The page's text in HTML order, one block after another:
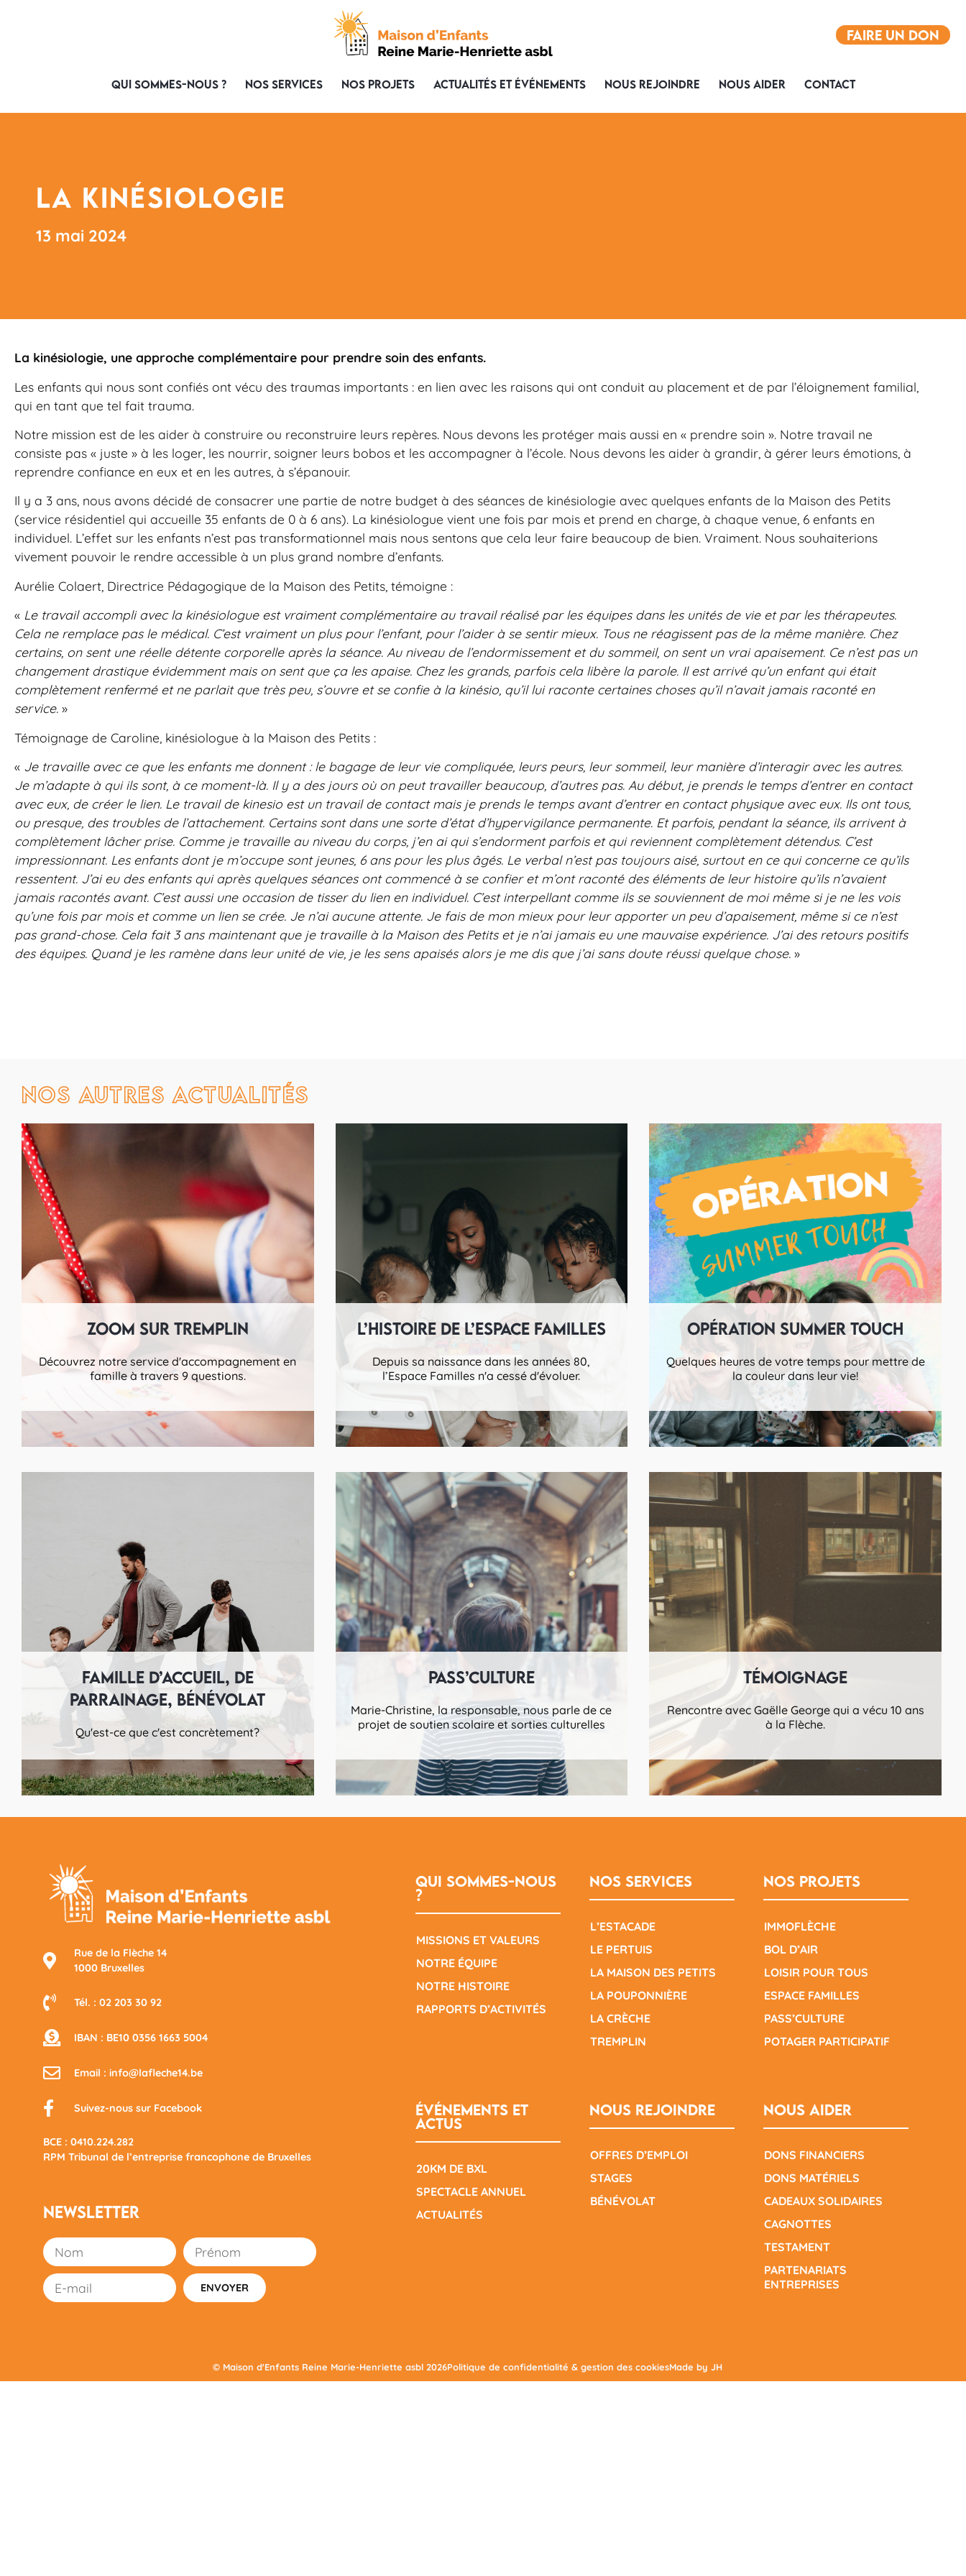
FAIRE UN DON
QUI SOMMES-NOUS ? NOS SERVICES NOS PROJETS ACTUALITÉS ET ÉVÉNEMENTS NOUS REJOINDRE NOUS AIDER CONTACT
La kinésiologie
13 mai 2024
La kinésiologie, une approche complémentaire pour prendre soin des enfants.
Les enfants qui nous sont confiés ont vécu des traumas importants : en lien avec les raisons qui ont conduit au placement et de par l’éloignement familial,
qui en tant que tel fait trauma.
Notre mission est de les aider à construire ou reconstruire leurs repères. Nous devons les protéger mais aussi en « prendre soin ». Notre travail ne
consiste pas « juste » à les loger, les nourrir, soigner leurs bobos et les accompagner à l’école. Nous devons les aider à grandir, à gérer leurs émotions, à
reprendre confiance en eux et en les autres, à s’épanouir.
Il y a 3 ans, nous avons décidé de consacrer une partie de notre budget à des séances de kinésiologie avec quelques enfants de la Maison des Petits
(service résidentiel qui accueille 35 enfants de 0 à 6 ans). La kinésiologue vient une fois par mois et prend en charge, à chaque venue, 6 enfants en
individuel. L’effet sur les enfants n’est pas transformationnel mais nous sentons que cela leur faire beaucoup de bien. Vraiment. Nous souhaiterions
vivement pouvoir le rendre accessible à un plus grand nombre d’enfants.
Aurélie Colaert, Directrice Pédagogique de la Maison des Petits, témoigne :
« Le travail accompli avec la kinésiologue est vraiment complémentaire au travail réalisé par les équipes dans les unités de vie et par les thérapeutes.
Cela ne remplace pas le médical. C’est vraiment un plus pour l’enfant, pour l’aider à se sentir mieux. Tous ne réagissent pas de la même manière. Chez
certains, on sent une réelle détente corporelle après la séance. Au niveau de l’endormissement et du sommeil, on sent un vrai apaisement. Ce n’est pas un
changement drastique évidemment mais on sent que ça les apaise. Chez les grands, parfois cela libère la parole. Il est arrivé qu’un enfant qui était
complètement renfermé et ne parlait que très peu, s’ouvre et se confie à la kinésio, qu’il lui raconte certaines choses qu’il n’avait jamais raconté en
service. »
Témoignage de Caroline, kinésiologue à la Maison des Petits :
« Je travaille avec ce que les enfants me donnent : le bagage de leur vie compliquée, leurs peurs, leur sommeil, leur manière d’interagir avec les autres.
Je m’adapte à qui ils sont, à ce moment-là. Il y a des jours où on peut travailler beaucoup, d’autres pas. Au début, je prends le temps d’entrer en contact
avec eux, de créer le lien. Le travail de kinesio est un travail de contact mais je prends le temps avant d’entrer en contact physique avec eux. Ils ont tous,
ou presque, des troubles de l’attachement. Certains sont dans une sorte d’état d’hypervigilance permanente. Et parfois, pendant la séance, ils arrivent à
complètement lâcher prise. Comme je travaille au niveau du corps, j’en ai qui s’endorment parfois et qui reviennent complètement détendus. C’est
impressionnant. Les enfants dont je m’occupe sont jeunes, 6 ans pour les plus âgés. Le verbal n’est pas toujours aisé, surtout en ce qui concerne ce qu’ils
ressentent. J’ai eu des enfants qui après quelques séances ont commencé à se confier et m’ont raconté des éléments de leur histoire qu’ils n’avaient
jamais racontés avant. C’est aussi une occasion de tisser du lien en individuel. C’est interpellant comme ils se souviennent de moi même si je ne les vois
qu’une fois par mois et comme un lien se crée. Je n’ai aucune attente. Je fais de mon mieux pour leur apporter un peu d’apaisement, même si ce n’est
pas grand-chose. Cela fait 3 ans maintenant que je travaille à la Maison des Petits et je n’ai jamais eu une mauvaise expérience. J’ai des retours positifs
des équipes. Quand je les ramène dans leur unité de vie, je les sens apaisés alors je me dis que j’ai sans doute réussi quelque chose. »
Nos autres actualités
Zoom sur Tremplin
Découvrez notre service d'accompagnement en
famille à travers 9 questions.
L’histoire de l’Espace Familles
Depuis sa naissance dans les années 80,
l’Espace Familles n'a cessé d'évoluer.
Opération summer touch
Quelques heures de votre temps pour mettre de
la couleur dans leur vie!
Famille d’accueil, de
parrainage, bénévolat
Qu'est-ce que c'est concrètement?
PASS’CULTURE
Marie-Christine, la responsable, nous parle de ce
projet de soutien scolaire et sorties culturelles
Témoignage
Rencontre avec Gaëlle George qui a vécu 10 ans
à la Flèche.
Rue de la Flèche 14
1000 Bruxelles
Tél. : 02 203 30 92
IBAN : BE10 0356 1663 5004
Email : info@lafleche14.be​
Suivez-nous sur Facebook
BCE : 0410.224.282
RPM Tribunal de l’entreprise francophone de Bruxelles
Newsletter
ENVOYER
Qui sommes-nous
?
MISSIONS ET VALEURS
NOTRE ÉQUIPE
NOTRE HISTOIRE
RAPPORTS D’ACTIVITÉS
Nos services
L’ESTACADE
LE PERTUIS
LA MAISON DES PETITS
LA POUPONNIÈRE
LA CRÈCHE
TREMPLIN
Nos projets
IMMOFLÈCHE
BOL D’AIR
LOISIR POUR TOUS
ESPACE FAMILLES
PASS’CULTURE
POTAGER PARTICIPATIF
Événements et
actus
20KM DE BXL
SPECTACLE ANNUEL
ACTUALITÉS
Nous rejoindre
OFFRES D’EMPLOI
STAGES
BÉNÉVOLAT
Nous aider
DONS FINANCIERS
DONS MATÉRIELS
CADEAUX SOLIDAIRES
CAGNOTTES
TESTAMENT
PARTENARIATS
ENTREPRISES
© Maison d'Enfants Reine Marie-Henriette asbl 2026Politique de confidentialité & gestion des cookiesMade by JH